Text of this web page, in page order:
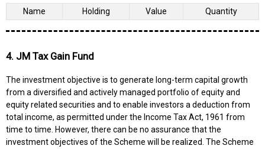
Name Holding Value Quantity
4. JM Tax Gain Fund
The investment objective is to generate long-term capital growth
from a diversified and actively managed portfolio of equity and
equity related securities and to enable investors a deduction from
total income, as permitted under the Income Tax Act, 1961 from
time to time. However, there can be no assurance that the
investment objectives of the Scheme will be realized. The Scheme